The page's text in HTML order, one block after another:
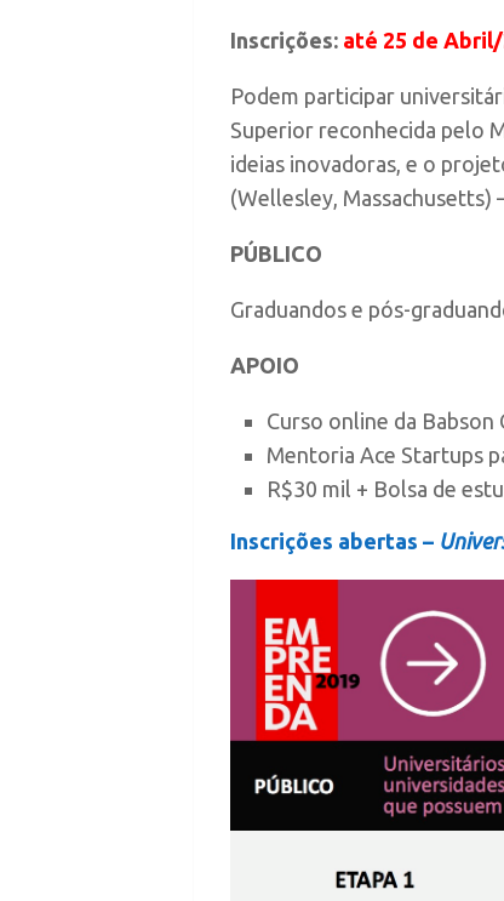
Inscrições: até 25 de
Podem participar
Superior reconhecida pelo
ideias inovadoras, e o
(Wellesley, Massachusetts)
PÚBLICO
Graduandos e pós-
APOIO
Curso online da
Mentoria Ace Startups
R$30 mil + Bolsa de
Inscrições abertas –